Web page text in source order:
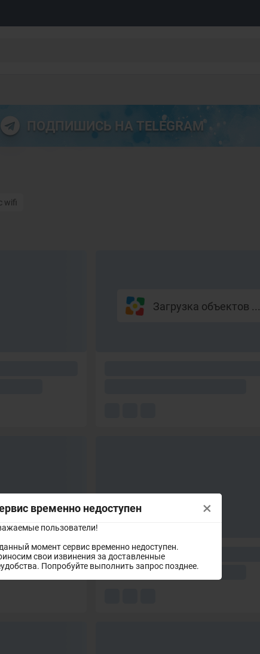
временно недоступен
пользователи!
момент сервис временно недоступен.
свои извинения за доставленные
Попробуйте выполнить запрос позднее.
×
ПОДПИШИСЬ НА TELEGRAM
wifi
Загрузка объектов ...